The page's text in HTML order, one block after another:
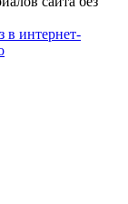
в интернет-